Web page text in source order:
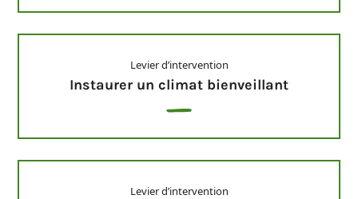
Levier d’intervention
Instaurer un climat bienveillant
Levier d’intervention